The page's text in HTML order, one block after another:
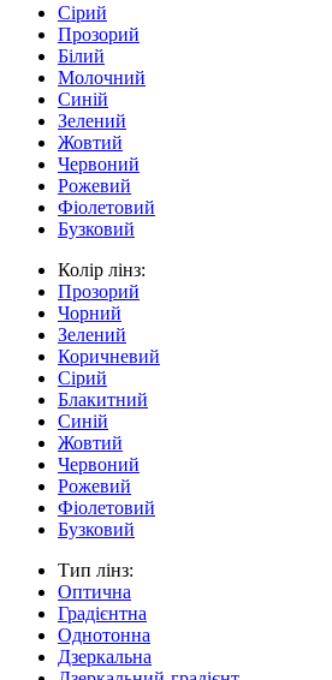
Сірий
Прозорий
Білий
Молочний
Синій
Зелений
Жовтий
Червоний
Рожевий
Фіолетовий
Бузковий
Колір лінз:
Прозорий
Чорний
Зелений
Коричневий
Сірий
Блакитний
Синій
Жовтий
Червоний
Рожевий
Фіолетовий
Бузковий
Тип лінз:
Оптична
Градієнтна
Однотонна
Дзеркальна